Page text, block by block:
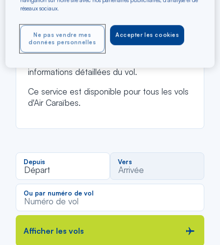
vos proches, notre outil vous permet de
instantanée.
Entrez votre numéro de vol ou la ville de
départ et d’arrivée dans notre outil de suivi
informations détaillées du vol.
Ce service est disponible pour tous les vols
d'Air Caraïbes.
Depuis
Départ
Rechercher
dans
la
Vers
Arrivée
Ou par numéro de vol
Afficher les vols
réseaux sociaux.
Accepter les cookies
Ne pas vendre mes
données personnelles